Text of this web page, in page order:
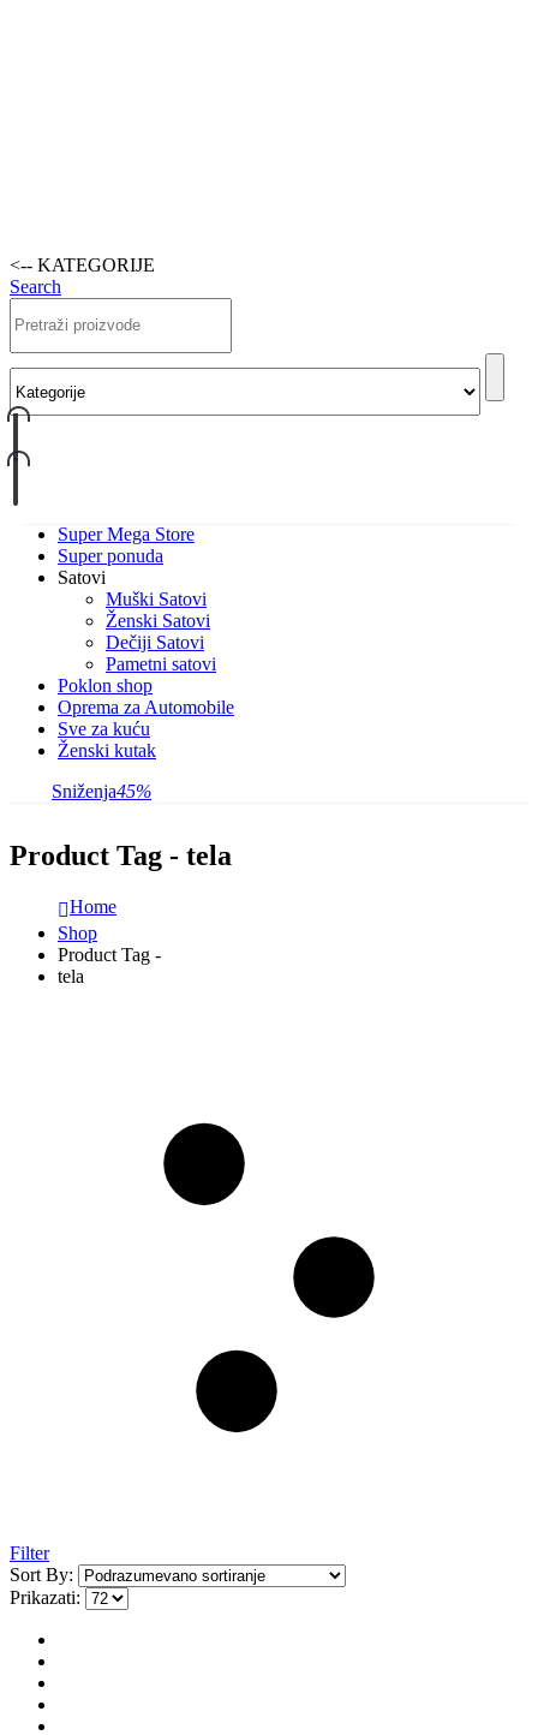
<-- KATEGORIJE
Search
Super Mega Store
Super ponuda
Satovi
Muški Satovi
Ženski Satovi
Dečiji Satovi
Pametni satovi
Poklon shop
Oprema za Automobile
Sve za kuću
Ženski kutak
Sniženja45%
Product Tag - tela
Home
Shop
Product Tag -
tela
Filter
Sort By:
Prikazati: